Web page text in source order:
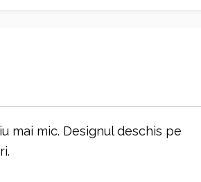
mai mic. Designul deschis pe